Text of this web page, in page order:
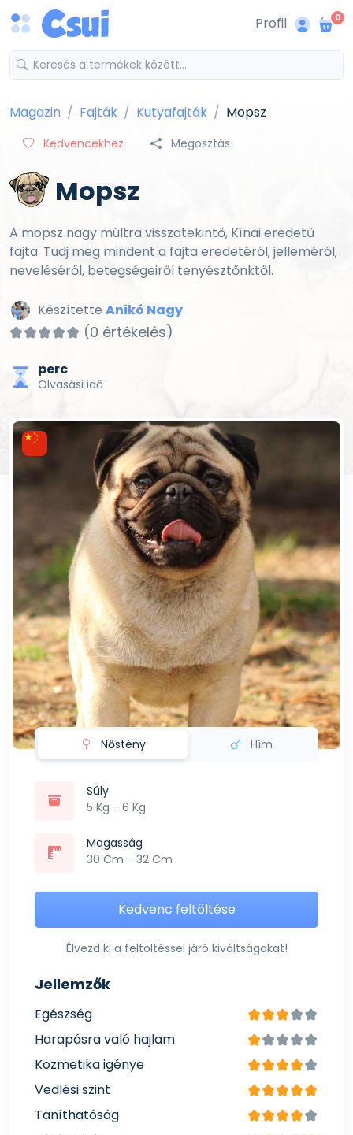
Profil 0
Magazin Fajták Kutyafajták Mopsz
Kedvencekhez Megosztás
Mopsz
A mopsz nagy múltra visszatekintő, Kínai eredetű
fajta. Tudj meg mindent a fajta eredetéről, jelleméről,
neveléséről, betegségeiről tenyésztőnktől.
Készítette Anikó Nagy
(0 értékelés)
perc
Olvasási idő
Nőstény Hím
Súly
5 Kg - 6 Kg
Magasság
30 Cm - 32 Cm
Kedvenc feltöltése
Élvezd ki a feltöltéssel járó kiváltságokat!
Jellemzők
Egészség
Harapásra való hajlam
Kozmetika igénye
Vedlési szint
Taníthatóság